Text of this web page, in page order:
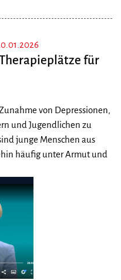
für
von Depressionen,
und Jugendlichen zu
junge Menschen aus
häufig unter Armut und